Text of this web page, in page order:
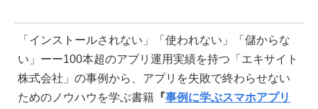
「インストールされない」「使われない」「儲からな
い」ーー100本超のアプリ運用実績を持つ「エキサイト
株式会社」の事例から、アプリを失敗で終わらせない
ためのノウハウを学ぶ書籍 『事例に学ぶスマホアプリ